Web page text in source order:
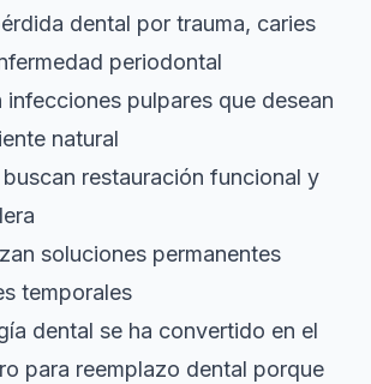
dental por trauma, caries
periodontal
infecciones pulpares que desean
natural
restauración funcional y
soluciones permanentes
temporales
dental se ha convertido en el
para reemplazo dental porque